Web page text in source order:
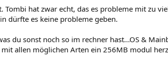
Tombi hat zwar echt, das es probleme mit zu
dürfte es keine probleme geben.
du sonst noch so im rechner hast...OS &
allen möglichen Arten ein 256MB modul